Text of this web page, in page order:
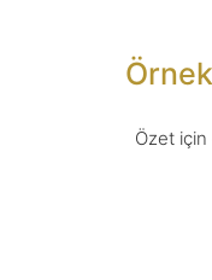
Özet